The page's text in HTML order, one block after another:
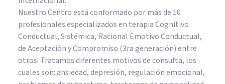
Nuestro Centro está conformado por más de 10
profesionales especializados en terapia Cognitivo
Conductual, Sistémica, Racional Emotivo Conductual,
de Aceptación y Compromiso (3ra generación) entre
otros. Tratamos diferentes motivos de consulta, los
cuales son: ansiedad, depresión, regulación emocional,